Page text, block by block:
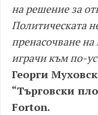
на решение за
Политическата
пренасочване
играчи към по-
Георги
“Търговски
Forton.